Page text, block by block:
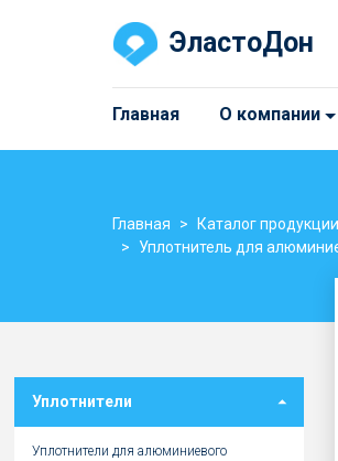
ЭластоДон
Главная О компании
Главная Каталог продукции
Уплотнитель для
Уплотнители
Уплотнители для алюминиевого